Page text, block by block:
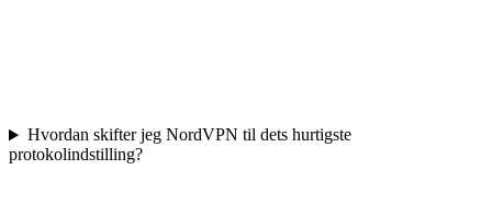
Hvordan skifter jeg NordVPN til dets hurtigste
protokolindstilling?